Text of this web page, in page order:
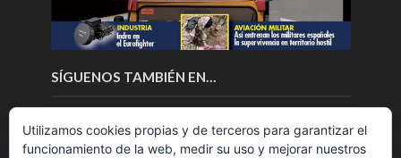
SÍGUENOS TAMBIÉN EN…
Utilizamos cookies propias y de terceros para garantizar el
funcionamiento de la web, medir su uso y mejorar nuestros